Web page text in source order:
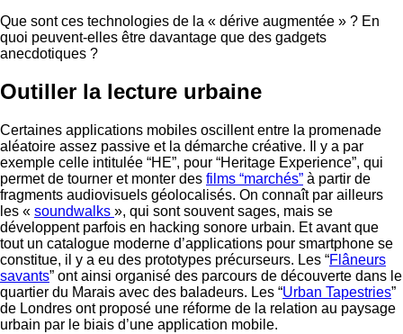
Que sont ces technologies de la « dérive augmentée » ? En
quoi peuvent-elles être davantage que des gadgets
anecdotiques ?
Outiller la lecture urbaine
Certaines applications mobiles oscillent entre la promenade
aléatoire assez passive et la démarche créative. Il y a par
exemple celle intitulée “HE”, pour “Heritage Experience”, qui
permet de tourner et monter des films “marchés” à partir de
fragments audiovisuels géolocalisés. On connaît par ailleurs
les « soundwalks », qui sont souvent sages, mais se
développent parfois en hacking sonore urbain. Et avant que
tout un catalogue moderne d’applications pour smartphone se
constitue, il y a eu des prototypes précurseurs. Les “Flâneurs
savants” ont ainsi organisé des parcours de découverte dans le
quartier du Marais avec des baladeurs. Les “Urban Tapestries”
de Londres ont proposé une réforme de la relation au paysage
urbain par le biais d’une application mobile.